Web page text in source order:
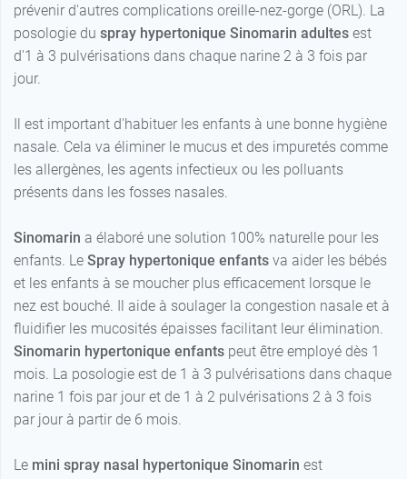
prévenir d'autres complications oreille-nez-gorge (ORL). La
posologie du spray hypertonique Sinomarin adultes est
d'1 à 3 pulvérisations dans chaque narine 2 à 3 fois par
jour.
Il est important d'habituer les enfants à une bonne hygiène
nasale. Cela va éliminer le mucus et des impuretés comme
les allergènes, les agents infectieux ou les polluants
présents dans les fosses nasales.
Sinomarin a élaboré une solution 100% naturelle pour les
enfants. Le Spray hypertonique enfants va aider les bébés
et les enfants à se moucher plus efficacement lorsque le
nez est bouché. Il aide à soulager la congestion nasale et à
fluidifier les mucosités épaisses facilitant leur élimination.
Sinomarin hypertonique enfants peut être employé dès 1
mois. La posologie est de 1 à 3 pulvérisations dans chaque
narine 1 fois par jour et de 1 à 2 pulvérisations 2 à 3 fois
par jour à partir de 6 mois.
Le mini spray nasal hypertonique Sinomarin est